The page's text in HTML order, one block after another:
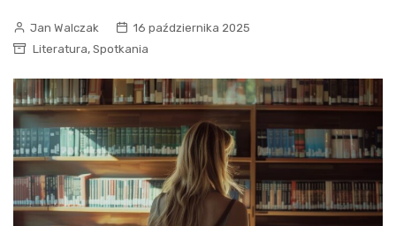
Jan Walczak
16 października 2025
Literatura, Spotkania